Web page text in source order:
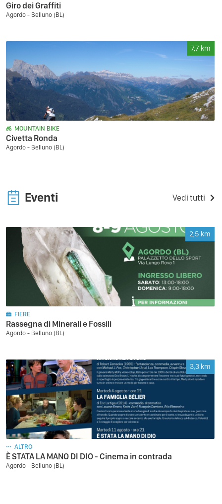
Giro dei Graffiti
Agordo - Belluno (BL)
7,7 km
MOUNTAIN BIKE
Civetta Ronda
Agordo - Belluno (BL)
Eventi Vedi tutti
2,5 km
FIERE
Rassegna di Minerali e Fossili
Agordo - Belluno (BL)
3,3 km
ALTRO
È STATA LA MANO DI DIO - Cinema in contrada
Agordo - Belluno (BL)